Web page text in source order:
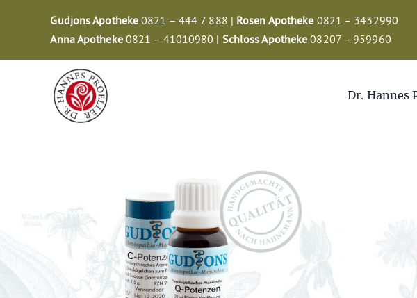
Gudjons Apotheke 0821 – 444 7 888 | Rosen Apotheke 0821 – 3432990
Anna Apotheke0821 – 41010980 | Schloss Apotheke 08207 – 959960
Dr. Hannes